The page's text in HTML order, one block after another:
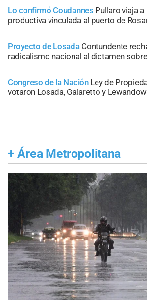
Lo confirmó Coudannes Pullaro viaja a
productiva vinculada al puerto de
Proyecto de Losada Contundente
radicalismo nacional al dictamen
Congreso de la Nación Ley de
votaron Losada, Galaretto y
+ Área Metropolitana